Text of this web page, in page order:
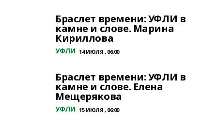
Браслет времени: УФЛИ в
камне и слове. Марина
Кириллова
УФЛИ 14 ИЮЛЯ , 06:00
Браслет времени: УФЛИ в
камне и слове. Елена
Мещерякова
УФЛИ 15 ИЮЛЯ , 06:00